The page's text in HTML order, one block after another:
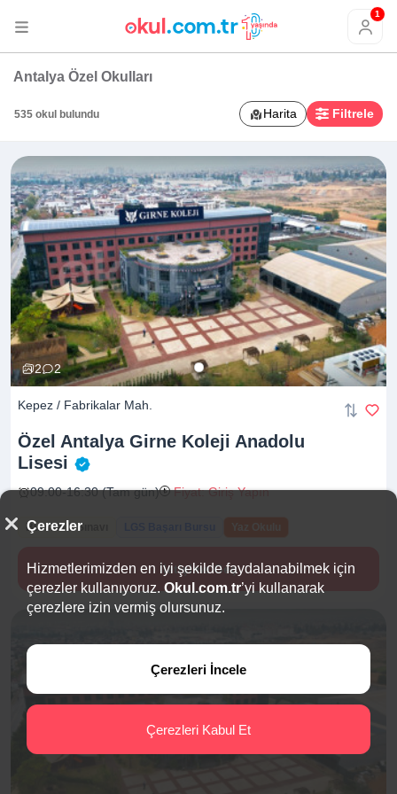
1
Antalya Özel Okulları
535 okul bulundu Harita Filtrele
2 2
Kepez / Fabrikalar Mah.
Özel Antalya Girne Koleji Anadolu
Lisesi
09:00-16:30 (Tam gün) Fiyat: Giriş Yapın
Bursluluk Sınavı
İletişime Geç
Çerezler
Hizmetlerimizden en iyi şekilde faydalanabilmek için
çerezler kullanıyoruz. Okul.com.tr’yi kullanarak
çerezlere izin vermiş olursunuz.
Çerezleri İncele
Çerezleri Kabul Et